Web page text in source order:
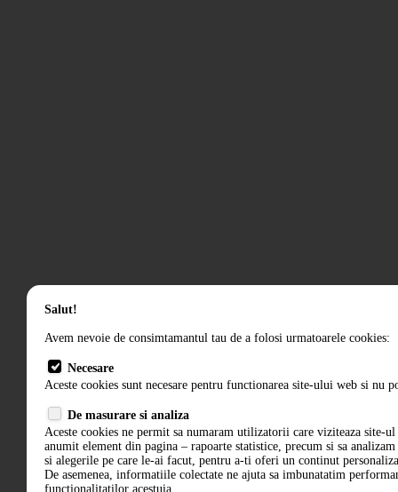
Salut!
Avem nevoie de consimtamantul tau de a folosi urmatoarele cookies:
Necesare
Aceste cookies sunt necesare pentru functionarea site-ului web si nu
De masurare si analiza
Aceste cookies ne permit sa numaram utilizatorii care viziteaza site-ul
anumit element din pagina – rapoarte statistice, precum si sa
si alegerile pe care le-ai facut, pentru a-ti oferi un continut
De asemenea, informatiile colectate ne ajuta sa imbunatatim
functionalitatilor acestuia.